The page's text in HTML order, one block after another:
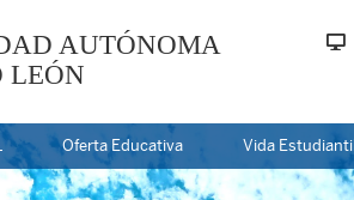
AUTÓNOMA
LEÓN
Oferta Educativa Vida Estudiantil